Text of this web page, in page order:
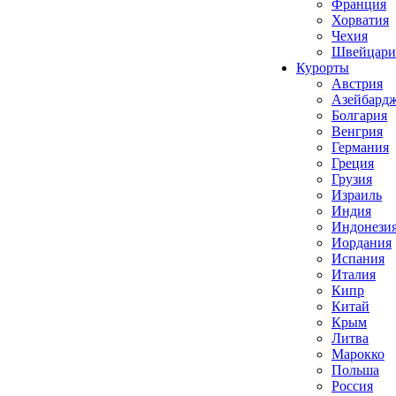
Франция
Хорватия
Чехия
Курорты
Австрия
Болгария
Венгрия
Германия
Греция
Грузия
Израиль
Индия
Иордания
Испания
Италия
Кипр
Китай
Крым
Литва
Марокко
Польша
Россия